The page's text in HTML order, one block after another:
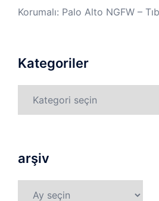
Korumalı: Palo Alto NGFW –
Kategoriler
arşiv